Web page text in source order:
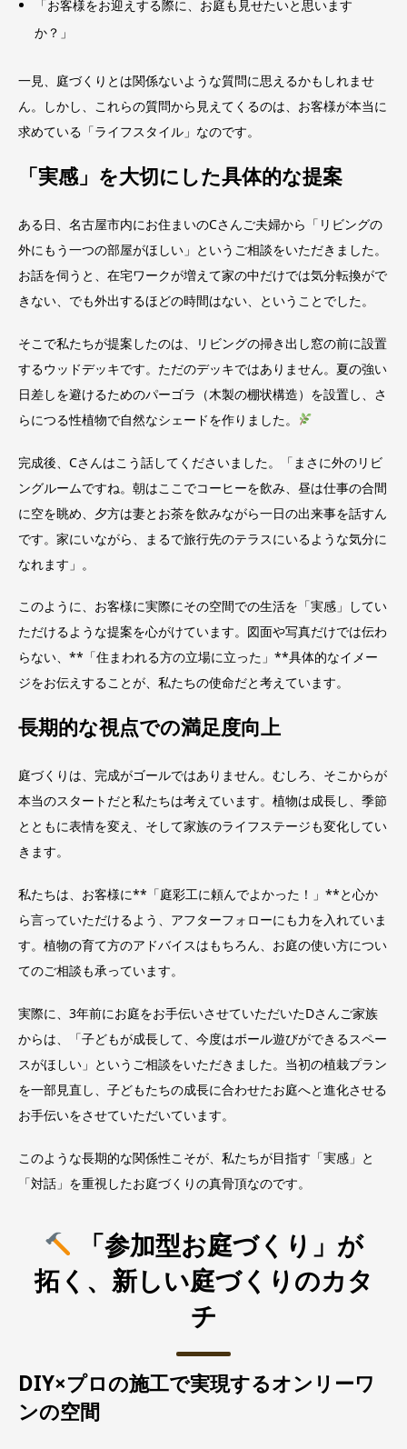
「お客様をお迎えする際に、お庭も見せたいと思います
か？」
一見、庭づくりとは関係ないような質問に思えるかもしれませ
ん。しかし、これらの質問から見えてくるのは、お客様が本当に
求めている「ライフスタイル」なのです。
「実感」を大切にした具体的な提案
ある日、名古屋市内にお住まいのCさんご夫婦から「リビングの
外にもう一つの部屋がほしい」というご相談をいただきました。
お話を伺うと、在宅ワークが増えて家の中だけでは気分転換がで
きない、でも外出するほどの時間はない、ということでした。
そこで私たちが提案したのは、リビングの掃き出し窓の前に設置
するウッドデッキです。ただのデッキではありません。夏の強い
日差しを避けるためのパーゴラ（木製の棚状構造）を設置し、さ
らにつる性植物で自然なシェードを作りました。
完成後、Cさんはこう話してくださいました。「まさに外のリビ
ングルームですね。朝はここでコーヒーを飲み、昼は仕事の合間
に空を眺め、夕方は妻とお茶を飲みながら一日の出来事を話すん
です。家にいながら、まるで旅行先のテラスにいるような気分に
なれます」。
このように、お客様に実際にその空間での生活を「実感」してい
ただけるような提案を心がけています。図面や写真だけでは伝わ
らない、**「住まわれる方の立場に立った」**具体的なイメー
ジをお伝えすることが、私たちの使命だと考えています。
長期的な視点での満足度向上
庭づくりは、完成がゴールではありません。むしろ、そこからが
本当のスタートだと私たちは考えています。植物は成長し、季節
とともに表情を変え、そして家族のライフステージも変化してい
きます。
私たちは、お客様に**「庭彩工に頼んでよかった！」**と心か
ら言っていただけるよう、アフターフォローにも力を入れていま
す。植物の育て方のアドバイスはもちろん、お庭の使い方につい
てのご相談も承っています。
実際に、3年前にお庭をお手伝いさせていただいたDさんご家族
からは、「子どもが成長して、今度はボール遊びができるスペー
スがほしい」というご相談をいただきました。当初の植栽プラン
を一部見直し、子どもたちの成長に合わせたお庭へと進化させる
お手伝いをさせていただいています。
このような長期的な関係性こそが、私たちが目指す「実感」と
「対話」を重視したお庭づくりの真骨頂なのです。
「参加型お庭づくり」が
拓く、新しい庭づくりのカタ
チ
DIY×プロの施工で実現するオンリーワ
ンの空間